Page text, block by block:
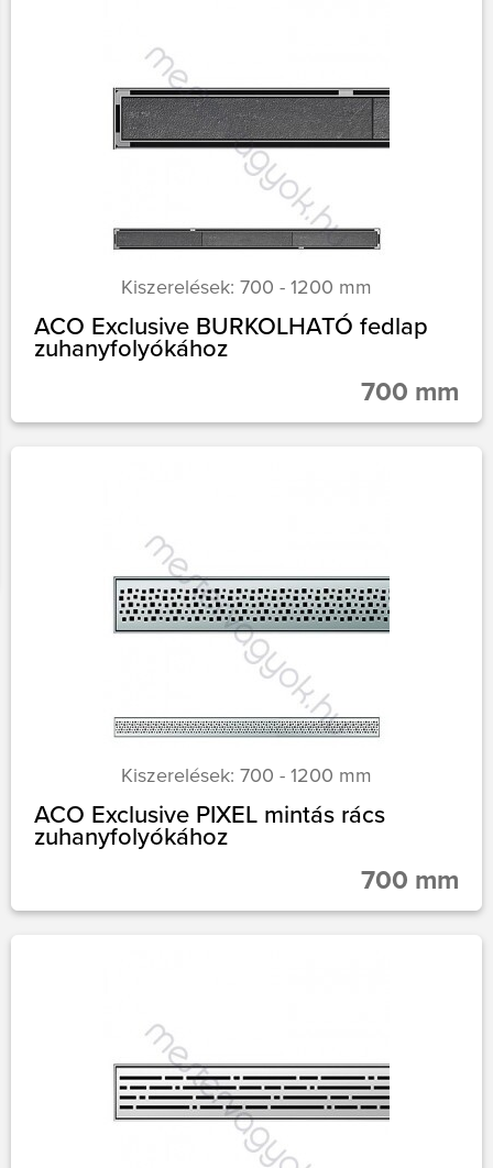
Kiszerelések: 700 - 1200 mm
ACO Exclusive BURKOLHATÓ fedlap
zuhanyfolyókához
700 mm
Kiszerelések: 700 - 1200 mm
ACO Exclusive PIXEL mintás rács
zuhanyfolyókához
700 mm